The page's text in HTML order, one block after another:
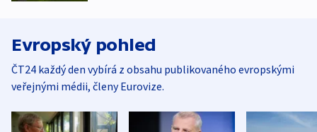
Evropský pohled
ČT24 každý den vybírá z obsahu publikovaného evropskými
veřejnými médii, členy Eurovize.